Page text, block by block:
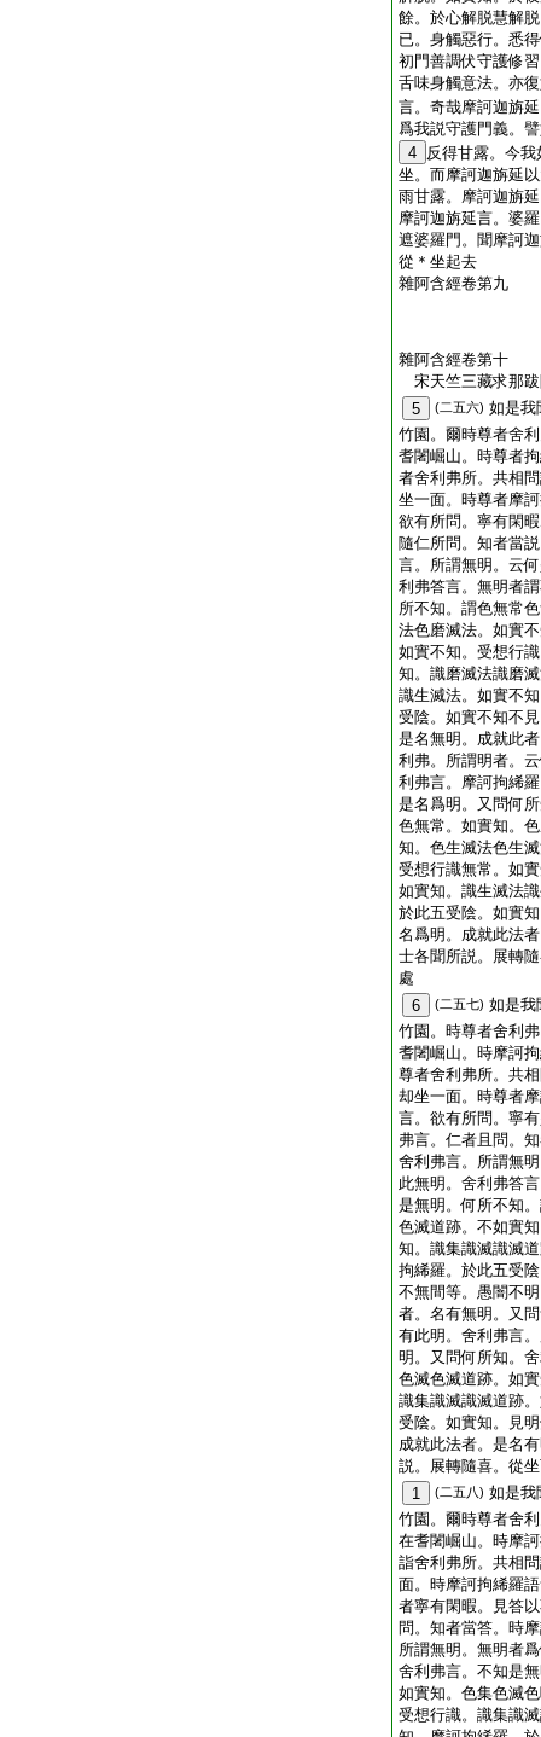
餘。於心解脱慧解
已。身觸惡行。悉
初門善調伏守護修
舌味身觸意法。亦
言。奇哉摩訶迦旃
爲我説守護門義。
4 反得甘露。今
坐。而摩訶迦旃延
雨甘露。摩訶迦旃
摩訶迦旃延言。婆
遮婆羅門。聞摩訶
從＊坐起去
雜阿含經卷第九
雜阿含經卷第十
宋天竺三藏求那
5
(二五六) 如是我
竹園。爾時尊者舍
耆闍崛山。時尊者
者舍利弗所。共相
坐一面。時尊者摩
欲有所問。寧有閑
隨仁所問。知者當
言。所謂無明。云
利弗答言。無明者
所不知。謂色無常
法色磨滅法。如實
如實不知。受想行
知。識磨滅法識磨
識生滅法。如實不
受陰。如實不知不
是名無明。成就此
利弗。所謂明者。
利弗言。摩訶拘絺
是名爲明。又問何
色無常。如實知。
知。色生滅法色生
受想行識無常。如
如實知。識生滅法
於此五受陰。如實
名爲明。成就此法
士各聞所説。展轉
處
6
(二五七) 如是我
竹園。時尊者舍利
耆闍崛山。時摩訶
尊者舍利弗所。共
却坐一面。時尊者
言。欲有所問。寧
弗言。仁者且問。
舍利弗言。所謂無
此無明。舍利弗答
是無明。何所不知
色滅道跡。不如實
知。識集識滅識滅
拘絺羅。於此五受
不無間等。愚闇不
者。名有無明。又
有此明。舍利弗言
明。又問何所知。
色滅色滅道跡。如
識集識滅識滅道跡
受陰。如實知。見
成就此法者。是名
説。展轉隨喜。從
1
(二五八) 如是我
竹園。爾時尊者舍
在耆闍崛山。時摩
詣舍利弗所。共相
面。時摩訶拘絺羅
者寧有閑暇。見答
問。知者當答。時
所謂無明。無明者
舍利弗言。不知是
如實知。色集色滅
受想行識。識集識